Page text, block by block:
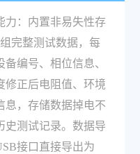
力：内置非易失性存
完整测试数据，每
编号、相位信息、
修正后电阻值、环境
息，存储数据掉电不
史测试记录。数据导
接口直接导出为